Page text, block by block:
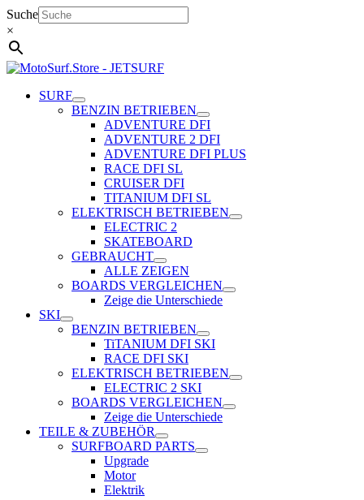
Zum
Inhalt
springen
Suche
×
SURF
BENZIN BETRIEBEN
ADVENTURE DFI
ADVENTURE 2 DFI
ADVENTURE DFI PLUS
RACE DFI SL
CRUISER DFI
TITANIUM DFI SL
ELEKTRISCH BETRIEBEN
ELECTRIC 2
SKATEBOARD
GEBRAUCHT
ALLE ZEIGEN
BOARDS VERGLEICHEN
Zeige die Unterschiede
SKI
BENZIN BETRIEBEN
TiTANIUM DFI SKI
RACE DFI SKI
ELEKTRISCH BETRIEBEN
ELECTRIC 2 SKI
BOARDS VERGLEICHEN
Zeige die Unterschiede
TEILE & ZUBEHÖR
SURFBOARD PARTS
Upgrade
Motor
Elektrik